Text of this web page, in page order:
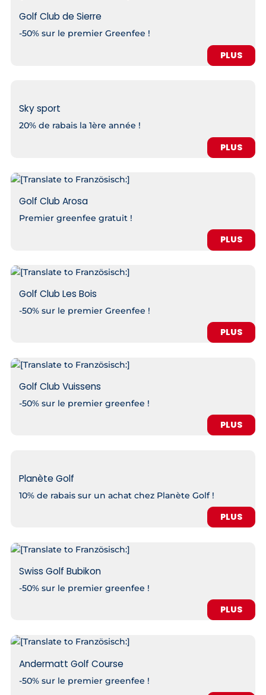
Golf Club de Sierre
-50% sur le premier Greenfee !
PLUS
Sky sport
20% de rabais la 1ère année !
PLUS
Golf Club Arosa
Premier greenfee gratuit !
PLUS
Golf Club Les Bois
-50% sur le premier Greenfee !
PLUS
Golf Club Vuissens
-50% sur le premier greenfee !
PLUS
Planète Golf
10% de rabais sur un achat chez Planète Golf !
PLUS
Swiss Golf Bubikon
-50% sur le premier greenfee !
PLUS
Andermatt Golf Course
-50% sur le premier greenfee !